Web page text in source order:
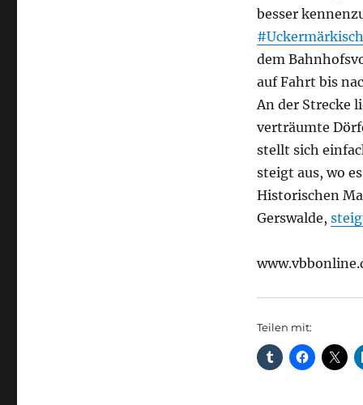
besser
dem
auf Fahrt bis
An der Strecke
verträumte
stellt sich
steigt aus, wo
Historischen
Gerswalde,
Teilen mit: